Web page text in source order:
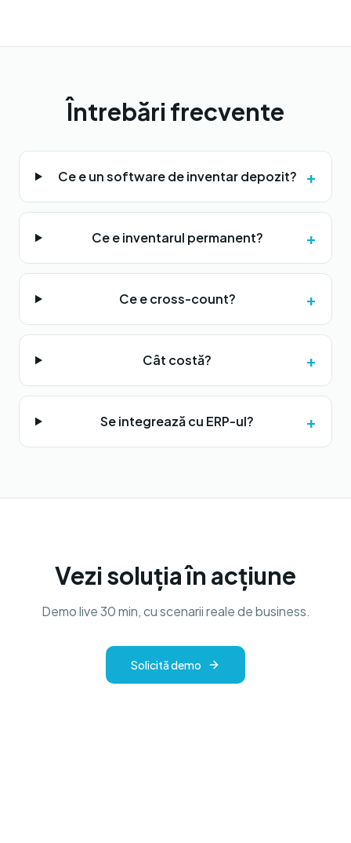
Întrebări frecvente
Ce e un software de inventar depozit? +
Ce e inventarul permanent? +
Ce e cross-count? +
Cât costă? +
Se integrează cu ERP-ul? +
Vezi soluția în acțiune
Demo live 30 min, cu scenarii reale de business.
Solicită demo